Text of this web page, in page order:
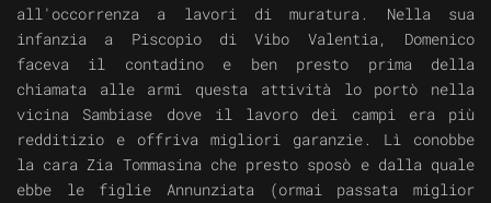
all'occorrenza a lavori di muratura. Nella sua
infanzia a Piscopio di Vibo Valentia, Domenico
faceva il contadino e ben presto prima della
chiamata alle armi questa attività lo portò nella
vicina Sambiase dove il lavoro dei campi era più
redditizio e offriva migliori garanzie. Lì conobbe
la cara Zia Tommasina che presto sposò e dalla quale
ebbe le figlie Annunziata (ormai passata miglior